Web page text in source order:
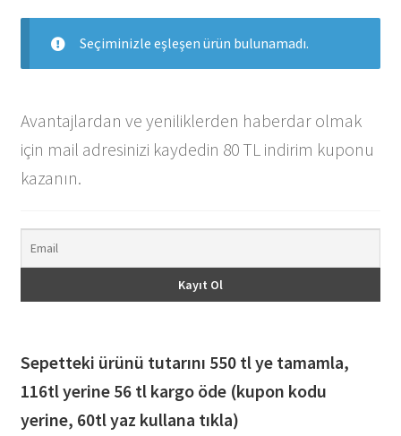
Seçiminizle eşleşen ürün bulunamadı.
Avantajlardan ve yeniliklerden haberdar olmak
için mail adresinizi kaydedin 80 TL indirim kuponu
kazanın.
Sepetteki ürünü tutarını 550 tl ye tamamla,
116tl yerine 56 tl kargo öde (kupon kodu
yerine, 60tl yaz kullana tıkla)